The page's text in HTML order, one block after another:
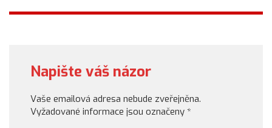
Napište váš názor
Vaše emailová adresa nebude zveřejněna.
Vyžadované informace jsou označeny *